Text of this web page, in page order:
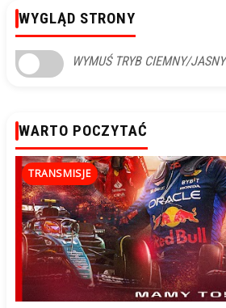
WYGLĄD STRONY
WYMUŚ TRYB CIEMNY/JASNY
WARTO POCZYTAĆ
TRANSMISJE